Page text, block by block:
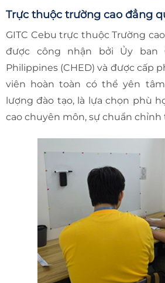
Trực thuộc trường cao đẳng
GITC Cebu trực thuộc Trường
được công nhận bởi Ủy ban
Philippines (CHED) và được cấp
viên hoàn toàn có thể yên
lượng đào tạo, là lựa chọn phù
cao chuyên môn, sự chuẩn